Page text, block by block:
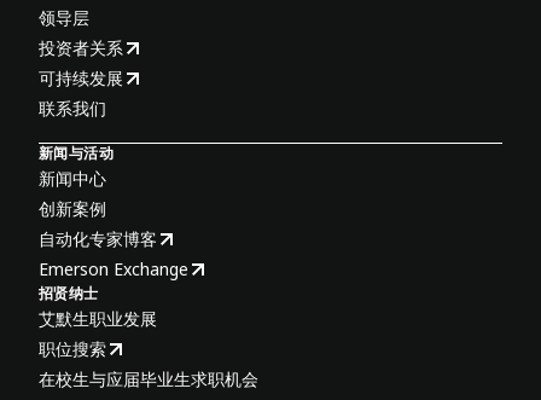
领导层
投资者关系
可持续发展
联系我们
新闻与活动
新闻中心
创新案例
自动化专家博客
Emerson Exchange
招贤纳士
艾默生职业发展
职位搜索
在校生与应届毕业生求职机会